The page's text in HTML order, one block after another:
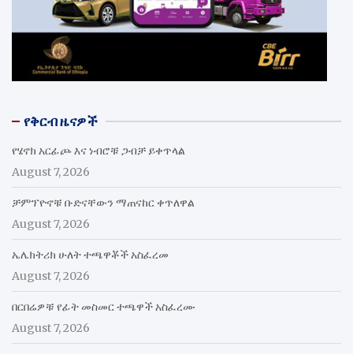
የቅርብ ዜናዎች
የሄኖክ አርፊጮ እና ነብሮቹ ጋብቻ ይቀጥላል
August 7, 2026
ቻምፕዮኖቹ ቡድናቸውን ማጠናከር ቀጥለዋል
August 7, 2026
ኤሌክትሪክ ሁለት ተጫዋቾች አስፈረመ
August 7, 2026
በርበሬዎቹ የፊት መስመር ተጫዋች አስፈረሙ
August 7, 2026